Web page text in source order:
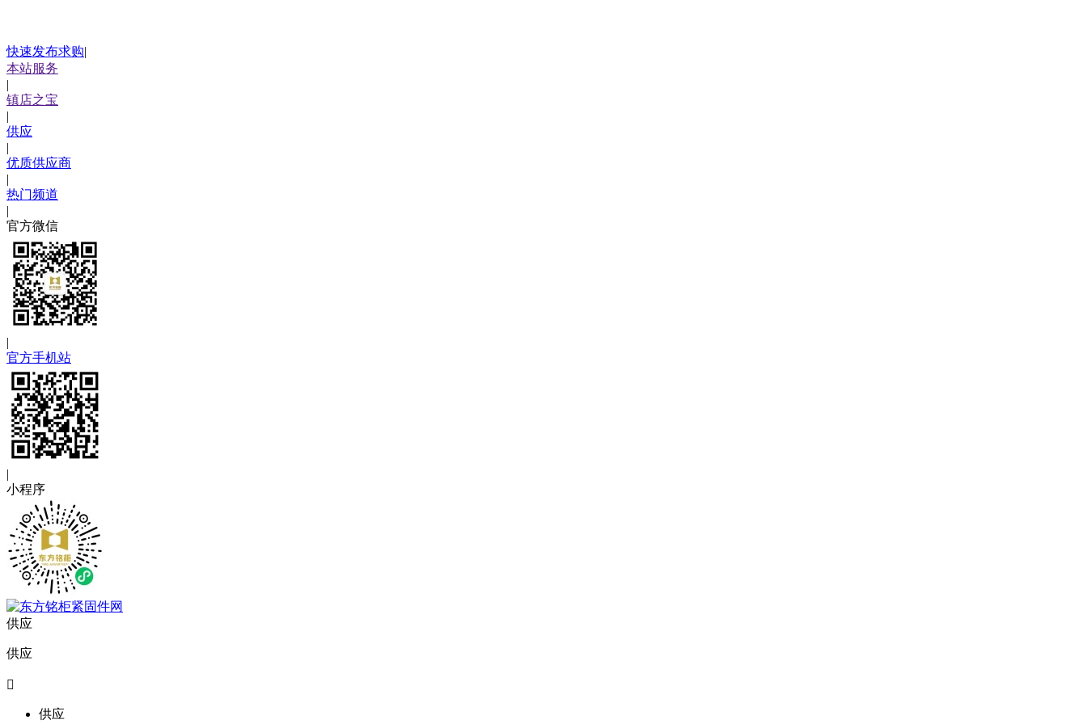
快速发布求购|
本站服务
|
镇店之宝
|
供应
|
优质供应商
|
热门频道
|
官方微信
|
官方手机站
|
小程序
供应
供应

供应